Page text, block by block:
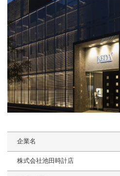
企業名
株式会社池田時計店